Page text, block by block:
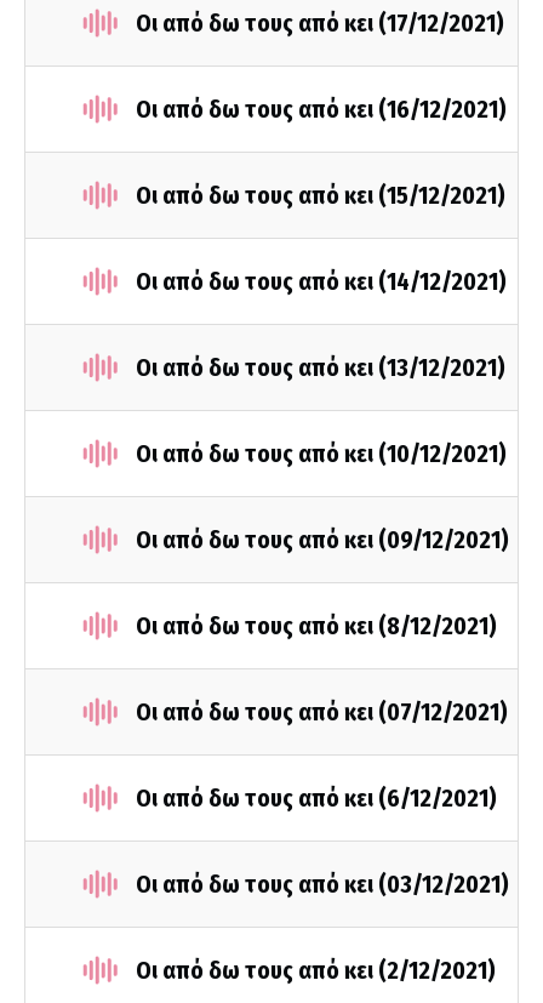
Οι από δω τους από κει (17/12/2021)
Οι από δω τους από κει (16/12/2021)
Οι από δω τους από κει (15/12/2021)
Οι από δω τους από κει (14/12/2021)
Οι από δω τους από κει (13/12/2021)
Οι από δω τους από κει (10/12/2021)
Οι από δω τους από κει (09/12/2021)
Οι από δω τους από κει (8/12/2021)
Οι από δω τους από κει (07/12/2021)
Οι από δω τους από κει (6/12/2021)
Οι από δω τους από κει (03/12/2021)
Οι από δω τους από κει (2/12/2021)